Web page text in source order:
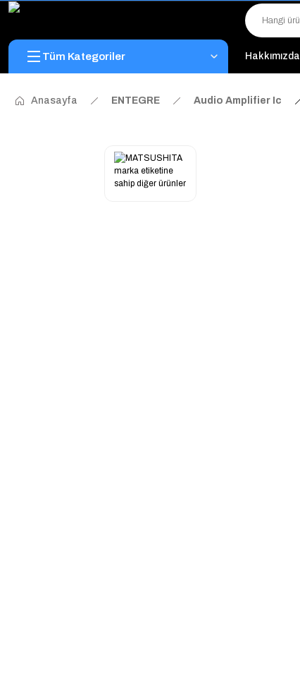
Tüm Kategoriler Hakkımızda
Anasayfa ENTEGRE Audio Amplifier Ic